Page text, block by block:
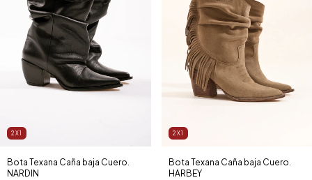
2X1
Bota Texana Caña baja Cuero.
NARDIN
2X1
Bota Texana Caña baja Cuero.
HARBEY